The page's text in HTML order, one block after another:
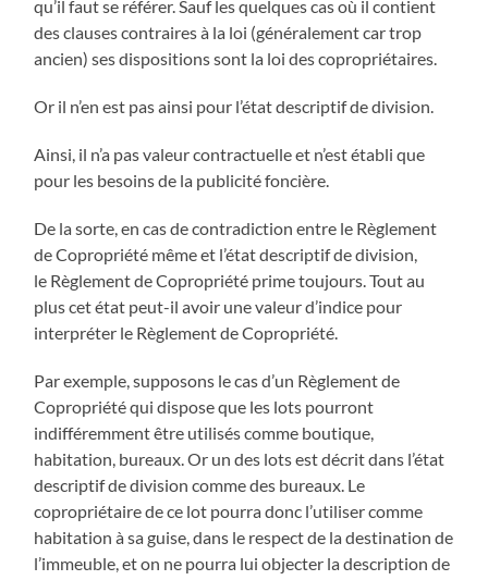
qu’il faut se référer. Sauf les quelques cas où il contient
des clauses contraires à la loi (généralement car trop
ancien) ses dispositions sont la loi des copropriétaires.
Or il n’en est pas ainsi pour l’état descriptif de division.
Ainsi, il n’a pas valeur contractuelle et n’est établi que
pour les besoins de la publicité foncière.
De la sorte, en cas de contradiction entre le Règlement
de Copropriété même et l’état descriptif de division,
le Règlement de Copropriété prime toujours. Tout au
plus cet état peut-il avoir une valeur d’indice pour
interpréter le Règlement de Copropriété.
Par exemple, supposons le cas d’un Règlement de
Copropriété qui dispose que les lots pourront
indifféremment être utilisés comme boutique,
habitation, bureaux. Or un des lots est décrit dans l’état
descriptif de division comme des bureaux. Le
copropriétaire de ce lot pourra donc l’utiliser comme
habitation à sa guise, dans le respect de la destination de
l’immeuble, et on ne pourra lui objecter la description de